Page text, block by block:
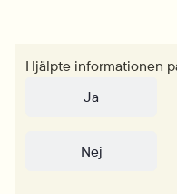
Hjälpte informationen
Ja
Nej